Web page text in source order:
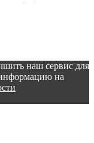
наш сервис для
на